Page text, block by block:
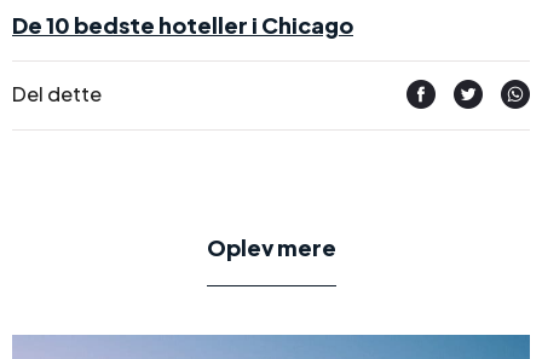
De 10 bedste hoteller i Chicago
Del dette
Oplev mere